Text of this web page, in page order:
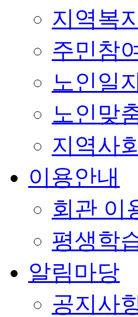
지역복
주민참
노인일
노인맞
지역사
이용안내
회관 이
평생학
알림마당
공지사